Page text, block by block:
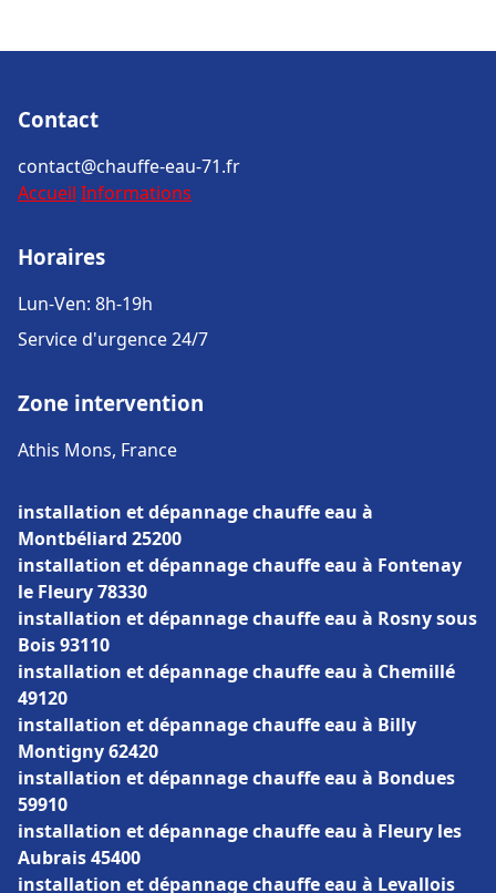
Contact
contact@chauffe-eau-71.fr
Accueil Informations
Horaires
Lun-Ven: 8h-19h
Service d'urgence 24/7
Zone intervention
Athis Mons, France
installation et dépannage chauffe eau à
Montbéliard 25200
installation et dépannage chauffe eau à Fontenay
le Fleury 78330
installation et dépannage chauffe eau à Rosny sous
Bois 93110
installation et dépannage chauffe eau à Chemillé
49120
installation et dépannage chauffe eau à Billy
Montigny 62420
installation et dépannage chauffe eau à Bondues
59910
installation et dépannage chauffe eau à Fleury les
Aubrais 45400
installation et dépannage chauffe eau à Levallois